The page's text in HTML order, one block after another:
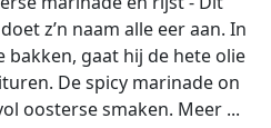
z’n naam alle eer aan. In
bakken, gaat hij de hete olie
De spicy marinade on
oosterse smaken. Meer ...